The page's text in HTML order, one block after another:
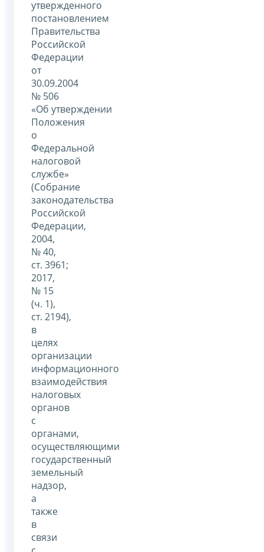
утвержденного
постановлением
Правительства
Российской
Федерации
от
30.09.2004
№ 506
«Об утверждении
Положения
о
Федеральной
налоговой
службе»
(Собрание
законодательства
Российской
Федерации,
2004,
№ 40,
ст. 3961;
2017,
№ 15
(ч. 1),
ст. 2194),
в
целях
организации
информационного
взаимодействия
налоговых
органов
с
органами,
осуществляющими
государственный
земельный
надзор,
а
также
в
связи